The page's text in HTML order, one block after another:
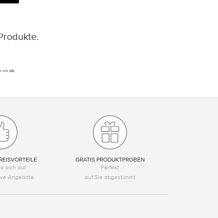
wir ab.
sich auf
Angebote
GRATIS PRODUKTPROBEN
Perfekt
auf Sie abgestimmt